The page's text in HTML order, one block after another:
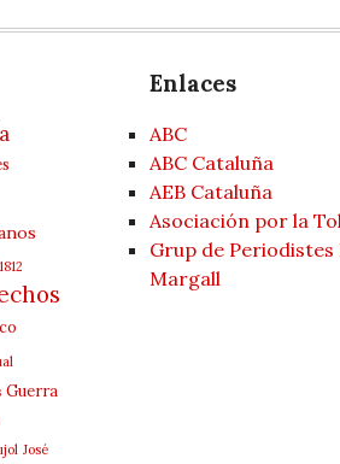
Guerra
José
Enlaces
ABC
ABC Cataluña
AEB Cataluña
Asociación por la
Grup de Periodistes
Margall